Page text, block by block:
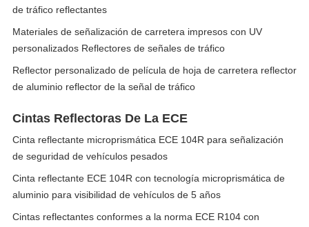
de tráfico reflectantes
Materiales de señalización de carretera impresos con UV
personalizados Reflectores de señales de tráfico
Reflector personalizado de película de hoja de carretera reflector
de aluminio reflector de la señal de tráfico
Cintas Reflectoras De La ECE
Cinta reflectante microprismática ECE 104R para señalización
de seguridad de vehículos pesados
Cinta reflectante ECE 104R con tecnología microprismática de
aluminio para visibilidad de vehículos de 5 años
Cintas reflectantes conformes a la norma ECE R104 con